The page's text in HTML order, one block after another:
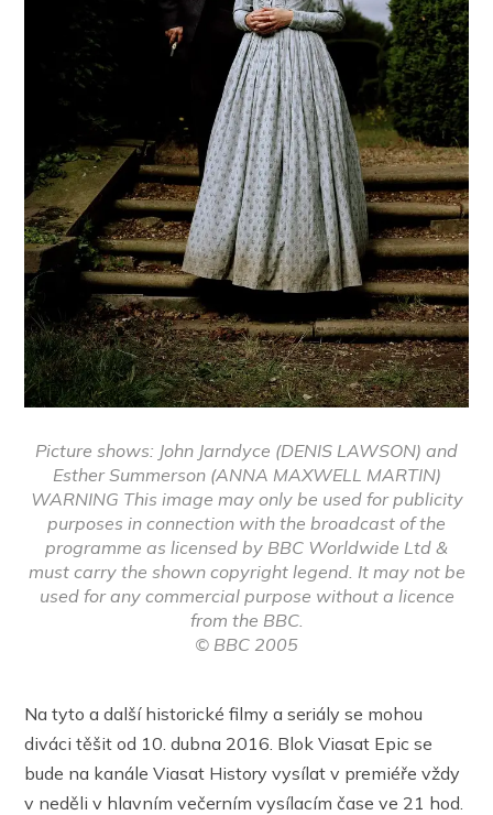
Picture shows: John Jarndyce (DENIS LAWSON) and
Esther Summerson (ANNA MAXWELL MARTIN)
WARNING This image may only be used for publicity
purposes in connection with the broadcast of the
programme as licensed by BBC Worldwide Ltd &
must carry the shown copyright legend. It may not be
used for any commercial purpose without a licence
from the BBC.
© BBC 2005
Na tyto a další historické filmy a seriály se mohou
diváci těšit od 10. dubna 2016. Blok Viasat Epic se
bude na kanále Viasat History vysílat v premiéře vždy
v neděli v hlavním večerním vysílacím čase ve 21 hod.